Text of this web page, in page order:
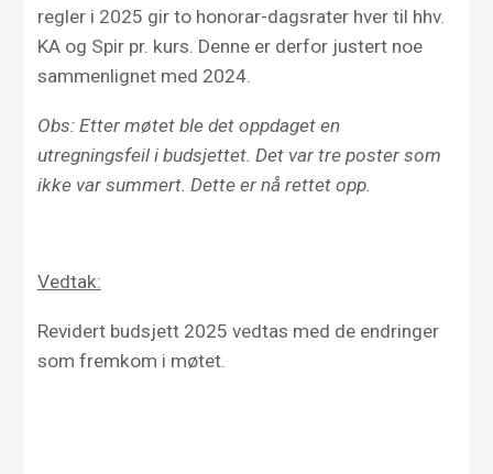
regler i 2025 gir to honorar-dagsrater hver til hhv.
KA og Spir pr. kurs. Denne er derfor justert noe
sammenlignet med 2024.
Obs: Etter møtet ble det oppdaget en
utregningsfeil i budsjettet. Det var tre poster som
ikke var summert. Dette er nå rettet opp.
Vedtak:
Revidert budsjett 2025 vedtas med de endringer
som fremkom i møtet.